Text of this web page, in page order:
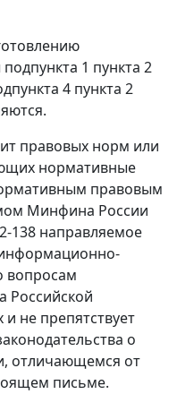
1 пункта 2
4 пункта 2
правовых норм или
нормативные
правовым
Минфина России
138 направляемое
вопросам
Российской
не препятствует
о
отличающемся от
письме.